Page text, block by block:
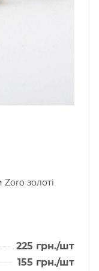
золоті
225 грн./шт
155 грн./шт